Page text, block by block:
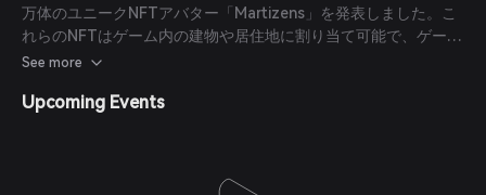
万体のユニークNFTアバター「Martizens」を発表しました。こ
れらのNFTはゲーム内の建物や居住地に割り当て可能で、ゲーム
プレイとプレイヤーのエンゲージメントを強化します。
See more
Upcoming Events